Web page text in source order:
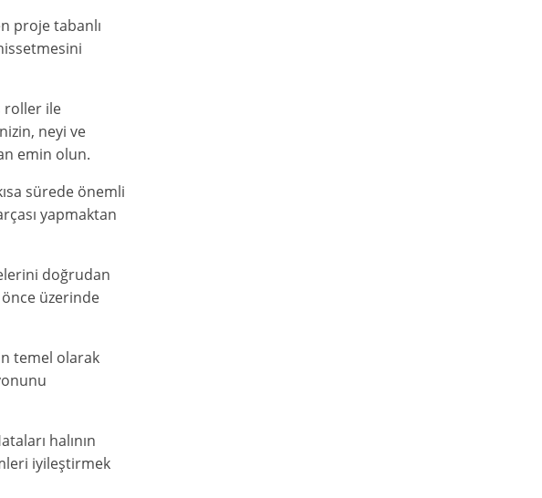
proje tabanlı
roller ile
neyi ve
emin olun.
sürede önemli
yapmaktan
doğrudan
önce üzerinde
temel olarak
halının
iyileştirmek